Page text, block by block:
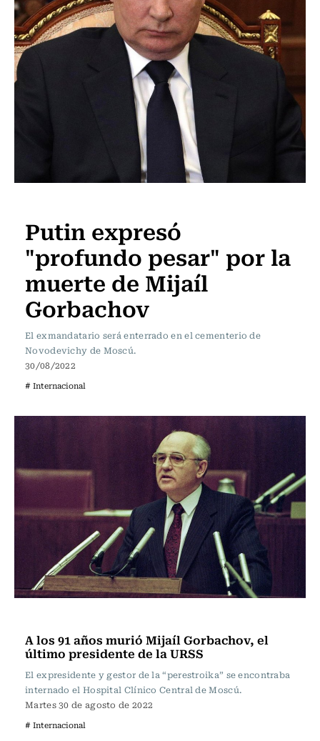
Putin expresó
"profundo pesar" por la
muerte de Mijaíl
Gorbachov
El exmandatario será enterrado en el cementerio de
Novodevichy de Moscú.
30/08/2022
# Internacional
A los 91 años murió Mijaíl Gorbachov, el
último presidente de la URSS
El expresidente y gestor de la “perestroika” se encontraba
internado el Hospital Clínico Central de Moscú.
Martes 30 de agosto de 2022
# Internacional